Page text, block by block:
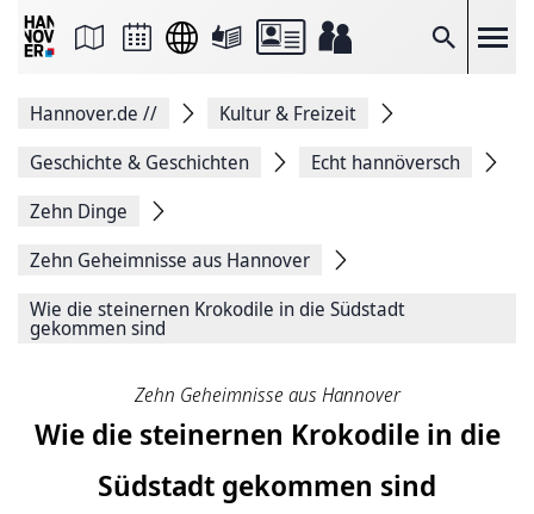
Suche
Seite
Facebook
teilen
Seitenlink
Seite
Hannover.de //
Kultur & Freizeit
Geschichte & Geschichten
Echt hannöversch
Zehn Dinge
Zehn Geheimnisse aus Hannover
Wie die steinernen Krokodile in die Südstadt
gekommen sind
Zehn Geheimnisse aus Hannover
Wie die steinernen Krokodile in die
Südstadt gekommen sind